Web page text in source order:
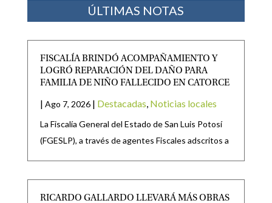
ÚLTIMAS NOTAS
FISCALÍA BRINDÓ ACOMPAÑAMIENTO Y
LOGRÓ REPARACIÓN DEL DAÑO PARA
FAMILIA DE NIÑO FALLECIDO EN CATORCE
| Ago 7, 2026 | Destacadas, Noticias locales
La Fiscalía General del Estado de San Luis Potosí
(FGESLP), a través de agentes Fiscales adscritos a
RICARDO GALLARDO LLEVARÁ MÁS OBRAS